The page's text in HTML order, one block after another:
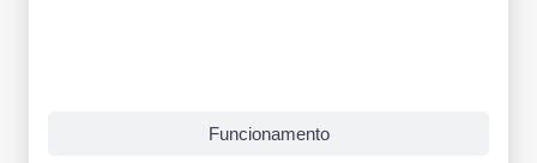
Funcionamento